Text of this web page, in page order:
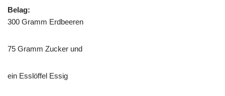
Belag:
300 Gramm Erdbeeren
75 Gramm Zucker und
ein Esslöffel Essig